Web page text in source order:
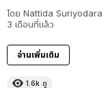
โดย Nattida Suriyodara
3 เดือนที่แล้ว
อ่านเพิ่มเติม
1.6k ดู